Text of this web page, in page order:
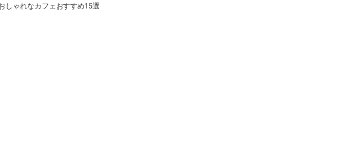
しゃれなカフェおすすめ15選